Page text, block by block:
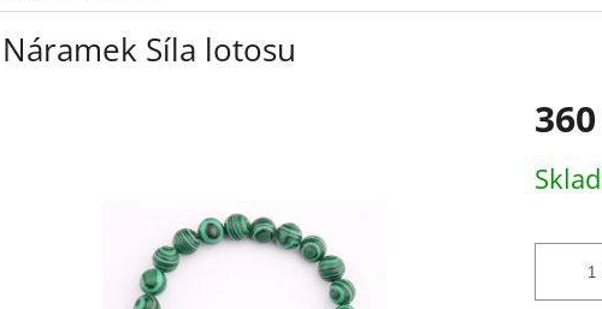
Náramek Síla lotosu
cena: